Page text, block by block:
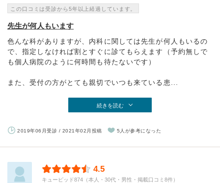
この口コミは受診から5年以上経過しています。
先生が何人もいます
色んな科がありますが、内科に関しては先生が何人もいるの
で、指定しなければ割とすぐに診てもらえます（予約無しで
も個人病院のように何時間も待たないです）
また、受付の方がとても親切でいつも来ている患...
続きを読む
2019年06月受診 / 2021年02月投稿 5人が参考になった
4.5
キューピッド874（本人・30代・男性・掲載口コミ8件）